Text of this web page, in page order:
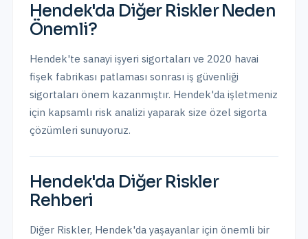
Hendek'da Diğer RisklerNeden
Önemli?
Hendek'te sanayi işyeri sigortaları ve 2020 havai
fişek fabrikası patlaması sonrası iş güvenliği
sigortaları önem kazanmıştır. Hendek'da işletmeniz
için kapsamlı risk analizi yaparak size özel sigorta
çözümleri sunuyoruz.
Hendek'da Diğer Riskler
Rehberi
Diğer Riskler, Hendek'da yaşayanlar için önemli bir